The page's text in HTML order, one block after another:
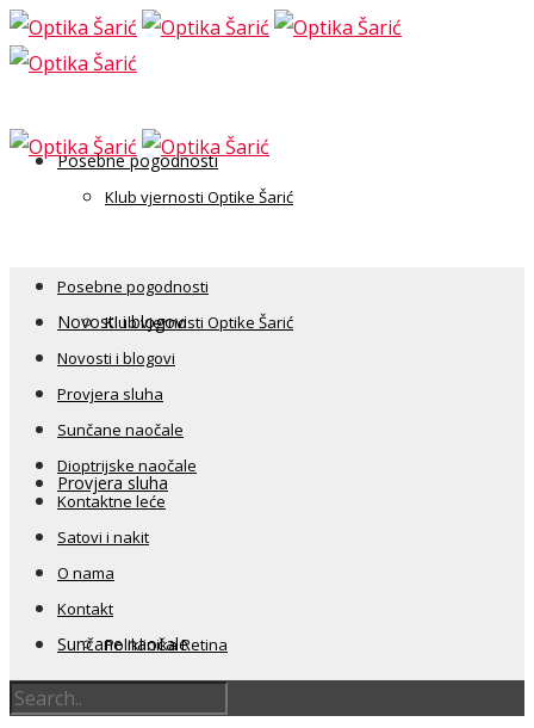
Posebne pogodnosti
Klub vjernosti Optike Šarić
Novosti i blogovi
Provjera sluha
Sunčane naočale
Posebne pogodnosti
Klub vjernosti Optike Šarić
Novosti i blogovi
Provjera sluha
Sunčane naočale
Dioptrijske naočale
Kontaktne leće
Satovi i nakit
O nama
Kontakt
Poliklinika Retina